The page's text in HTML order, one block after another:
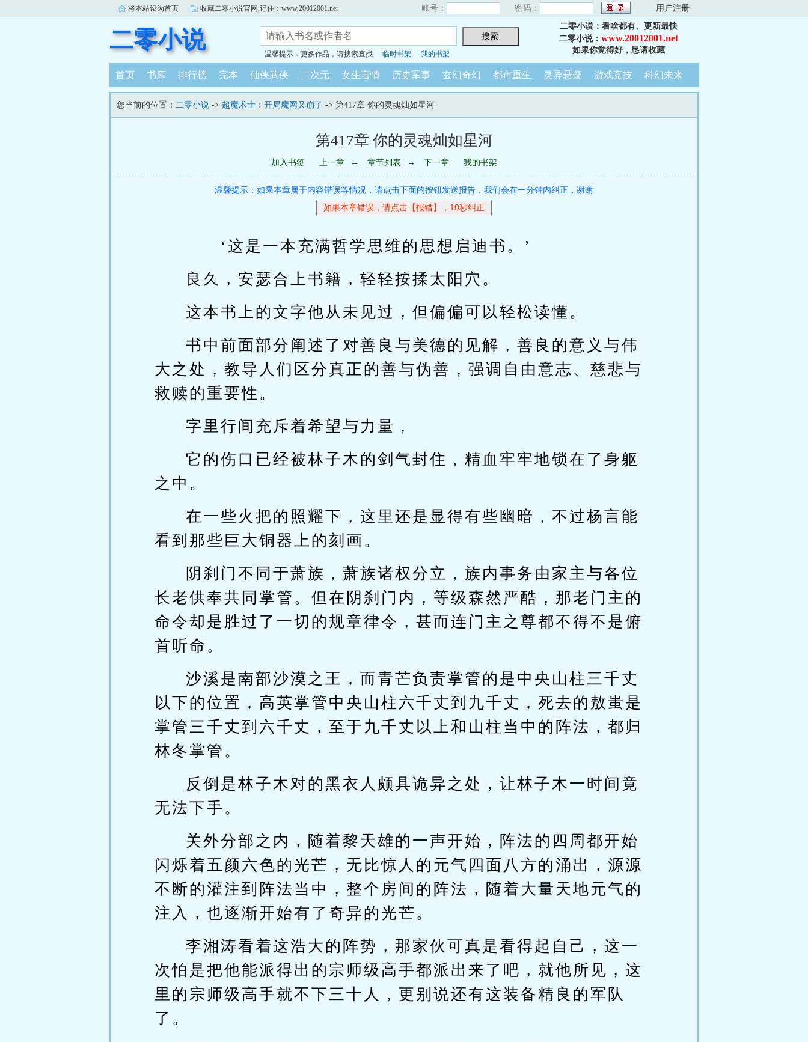
将本站设为首页 收藏二零小说官网,记住：www.20012001.net 账号： 密码： 用户注册
二零小说
温馨提示：更多作品，请搜索查找 临时书架 我的书架
二零小说：看啥都有、更新最快
二零小说： www.20012001.net
如果你觉得好，恳请收藏
首页 书库 排行榜 完本 仙侠武侠 二次元 女生言情 历史军事 玄幻奇幻 都市重生 灵异悬疑 游戏竞技 科幻未来
您当前的位置： 二零小说 -> 超魔术士：开局魔网又崩了 -> 第417章 你的灵魂灿如星河
第417章 你的灵魂灿如星河
加入书签 上一章 ← 章节列表 → 下一章 我的书架
温馨提示：如果本章属于内容错误等情况，请点击下面的按钮发送报告，我们会在一分钟内纠正，谢谢
‘这是一本充满哲学思维的思想启迪书。’
良久，安瑟合上书籍，轻轻按揉太阳穴。
这本书上的文字他从未见过，但偏偏可以轻松读懂。
书中前面部分阐述了对善良与美德的见解，善良的意义与伟
大之处，教导人们区分真正的善与伪善，强调自由意志、慈悲与
救赎的重要性。
字里行间充斥着希望与力量，
它的伤口已经被林子木的剑气封住，精血牢牢地锁在了身躯
之中。
在一些火把的照耀下，这里还是显得有些幽暗，不过杨言能
看到那些巨大铜器上的刻画。
阴刹门不同于萧族，萧族诸权分立，族内事务由家主与各位
长老供奉共同掌管。但在阴刹门内，等级森然严酷，那老门主的
命令却是胜过了一切的规章律令，甚而连门主之尊都不得不是俯
首听命。
沙溪是南部沙漠之王，而青芒负责掌管的是中央山柱三千丈
以下的位置，高英掌管中央山柱六千丈到九千丈，死去的敖蚩是
掌管三千丈到六千丈，至于九千丈以上和山柱当中的阵法，都归
林冬掌管。
反倒是林子木对的黑衣人颇具诡异之处，让林子木一时间竟
无法下手。
关外分部之内，随着黎天雄的一声开始，阵法的四周都开始
闪烁着五颜六色的光芒，无比惊人的元气四面八方的涌出，源源
不断的灌注到阵法当中，整个房间的阵法，随着大量天地元气的
注入，也逐渐开始有了奇异的光芒。
李湘涛看着这浩大的阵势，那家伙可真是看得起自己，这一
次怕是把他能派得出的宗师级高手都派出来了吧，就他所见，这
里的宗师级高手就不下三十人，更别说还有这装备精良的军队
了。